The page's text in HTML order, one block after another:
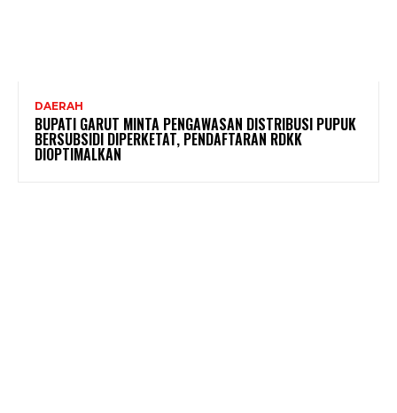
DAERAH
BUPATI GARUT MINTA PENGAWASAN DISTRIBUSI PUPUK
BERSUBSIDI DIPERKETAT, PENDAFTARAN RDKK
DIOPTIMALKAN